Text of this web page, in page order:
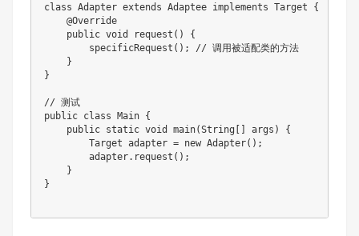
class Adapter extends Adaptee implements Target
{
@Override
public void request ( )
{
specificRequest ( ) ;
// 调用被适配类的方法
}
}
// 测试
public class Main {
public static void main(String [ ] args )
{
Target adapter = new Adapter( ) ;
        adapter
. request ( ) ;
}
}